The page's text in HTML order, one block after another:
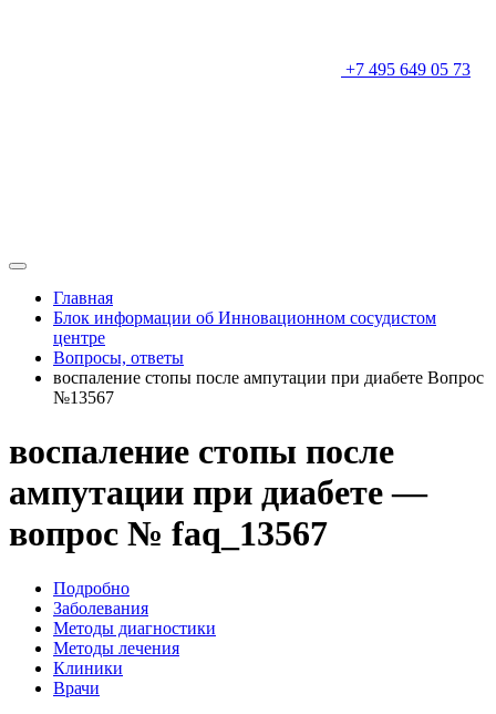
+7 495 649 05 73
Главная
Блок информации об Инновационном сосудистом
центре
Вопросы, ответы
воспаление стопы после ампутации при диабете Вопрос
№13567
воспаление стопы после
ампутации при диабете —
вопрос № faq_13567
Подробно
Заболевания
Методы диагностики
Методы лечения
Клиники
Врачи